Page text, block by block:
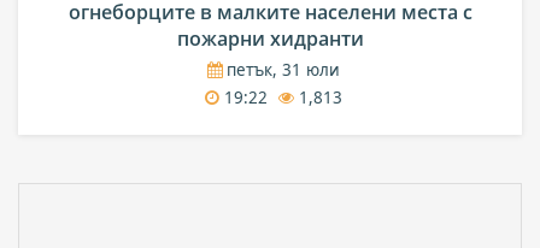
огнеборците в малките населени места с
пожарни хидранти
петък, 31 юли
19:22
1,813